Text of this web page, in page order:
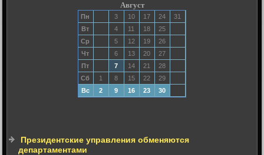
Август
Пн 3 10 17 24
31
Вт
4 11 18
25
Ср
5 12 19
26
Чт
6 13 20
27
Пт
7 14 21
28
Сб
1 8 15 22
29
Вс
2 9 16 23 30
Президентские управления обменяются
департаментами